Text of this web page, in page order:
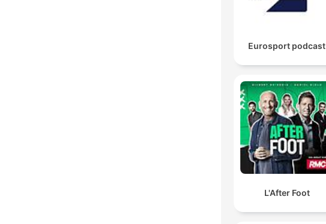
Eurosport podcast
L'After Foot